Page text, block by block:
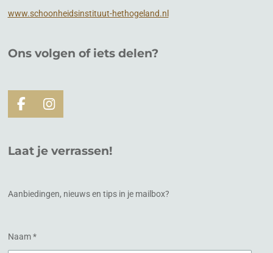
www.schoonheidsinstituut-hethogeland.nl
Ons volgen of iets delen?
F
a
e
b
k
I
n
t
a
a
Laat je verrassen!
Aanbiedingen, nieuws en tips in je mailbox?
Naam *